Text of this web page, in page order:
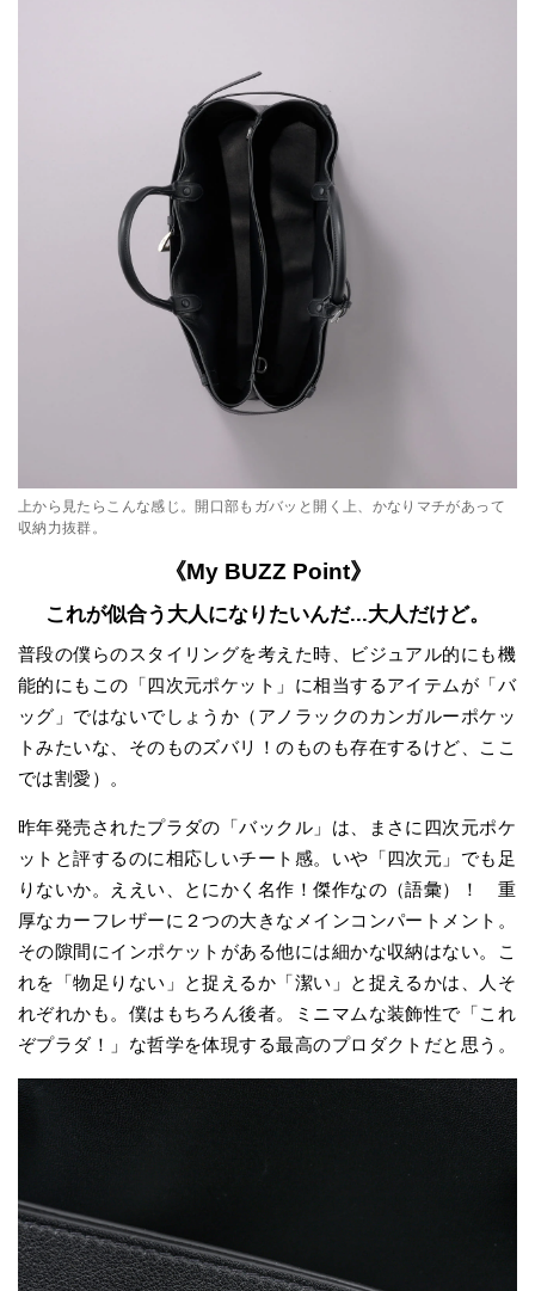
上から見たらこんな感じ。開口部もガバッと開く上、かなりマチがあって
収納力抜群。
《My BUZZ Point》
これが似合う大人になりたいんだ...大人だけど。
普段の僕らのスタイリングを考えた時、ビジュアル的にも機
能的にもこの「四次元ポケット」に相当するアイテムが「バ
ッグ」ではないでしょうか（アノラックのカンガルーポケッ
トみたいな、そのものズバリ！のものも存在するけど、ここ
では割愛）。
昨年発売されたプラダの「バックル」は、まさに四次元ポケ
ットと評するのに相応しいチート感。いや「四次元」でも足
りないか。ええい、とにかく名作！傑作なの（語彙）！ 重
厚なカーフレザーに２つの大きなメインコンパートメント。
その隙間にインポケットがある他には細かな収納はない。こ
れを「物足りない」と捉えるか「潔い」と捉えるかは、人そ
れぞれかも。僕はもちろん後者。ミニマムな装飾性で「これ
ぞプラダ！」な哲学を体現する最高のプロダクトだと思う。